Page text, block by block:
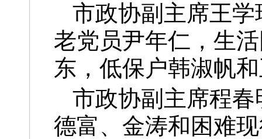
市政协副主席王
老党员尹年仁，生
东，低保户韩淑帆
市政协副主席程
德富、金涛和困难